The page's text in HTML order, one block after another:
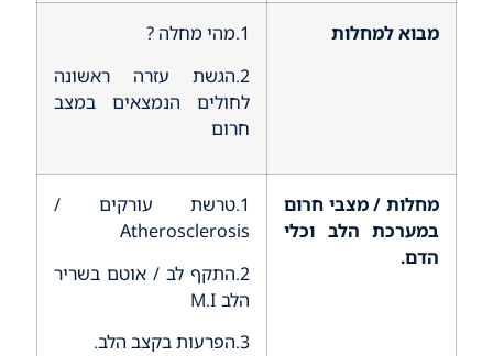
מבוא למחלות
1.מהי מחלה ?
2.הגשת עזרה ראשונה
לחולים הנמצאים במצב
חרום
מחלות / מצבי חרום
במערכת הלב וכלי
הדם.
1.טרשת עורקים /
Atherosclerosis
2.התקף לב / אוטם בשריר
הלב M.I
3.הפרעות בקצב הלב.